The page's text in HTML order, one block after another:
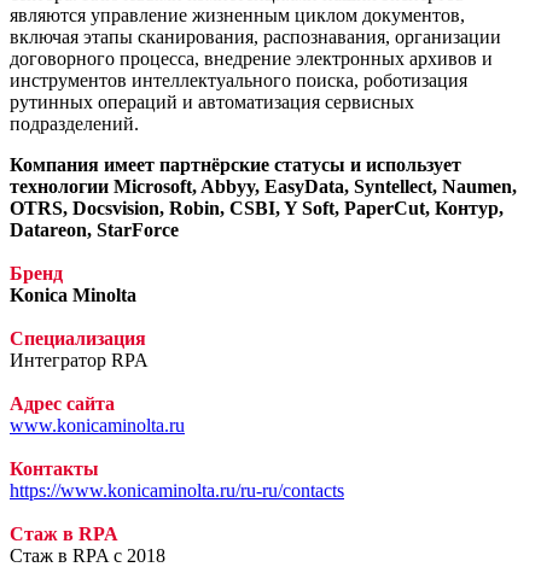
являются управление жизненным циклом документов,
включая этапы сканирования, распознавания, организации
договорного процесса, внедрение электронных архивов и
инструментов интеллектуального поиска, роботизация
рутинных операций и автоматизация сервисных
подразделений.
Компания имеет партнёрские статусы и использует
технологии Microsoft, Abbyy, EasyData, Syntellect, Naumen,
OTRS, Docsvision, Robin, CSBI, Y Soft, PaperCut, Контур,
Datareon, StarForce
Бренд
Konica Minolta
Специализация
Интегратор RPA
Адрес сайта
www.konicaminolta.ru
Контакты
https://www.konicaminolta.ru/ru-ru/contacts
Стаж в RPA
Стаж в RPA c 2018